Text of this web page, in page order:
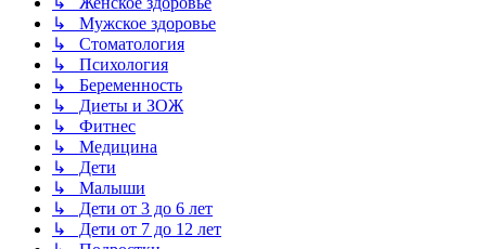
↳ Мужское здоровье
↳ Стоматология
↳ Психология
↳ Беременность
↳ Диеты и ЗОЖ
↳ Фитнес
↳ Медицина
↳ Дети
↳ Малыши
↳ Дети от 3 до 6 лет
↳ Дети от 7 до 12 лет